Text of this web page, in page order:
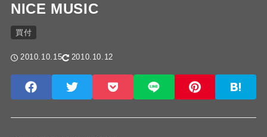
NICE MUSIC
買付
2010.10.15 2010.10.12